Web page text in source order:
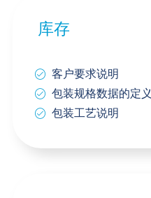
库存
客户要求说明
包装规格数据的定义
包装工艺说明